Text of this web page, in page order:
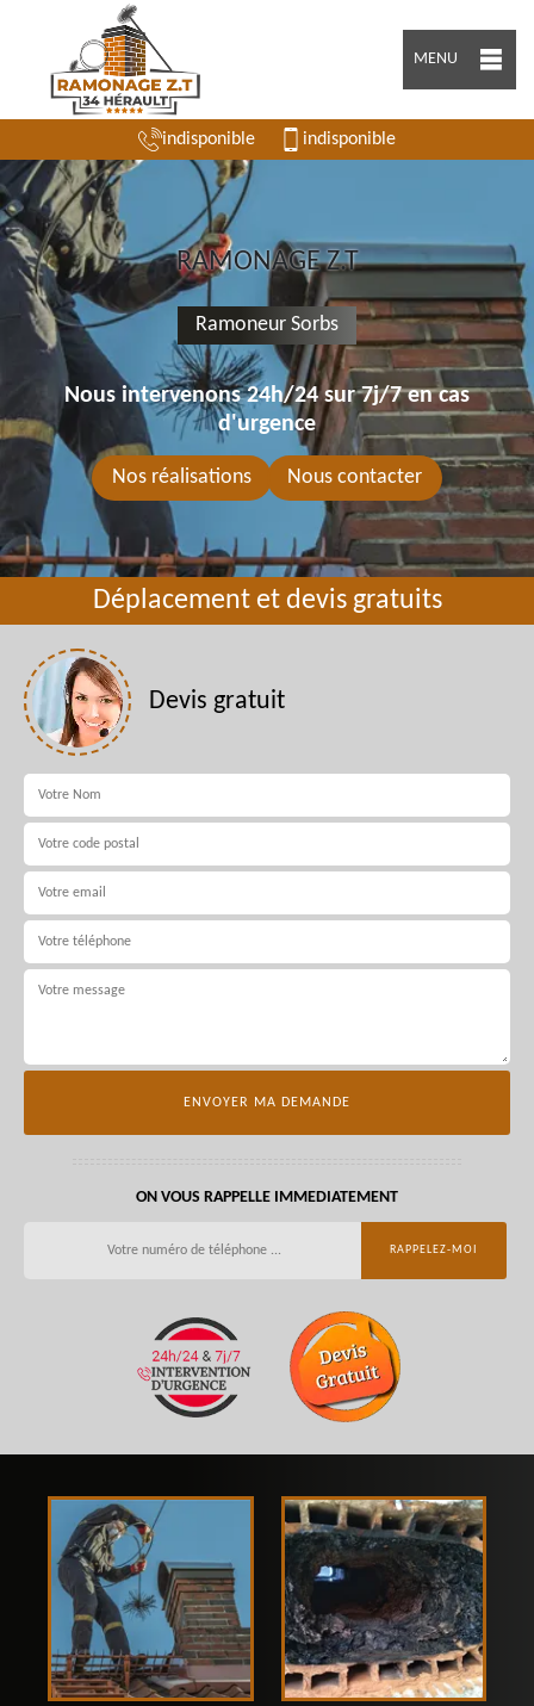
MENU
indisponible indisponible
RAMONAGE Z.T
Ramoneur Sorbs
Nous intervenons 24h/24 sur 7j/7 en cas
d'urgence
Nos réalisations Nous contacter
Déplacement et devis gratuits
Devis gratuit
ON VOUS RAPPELLE IMMEDIATEMENT